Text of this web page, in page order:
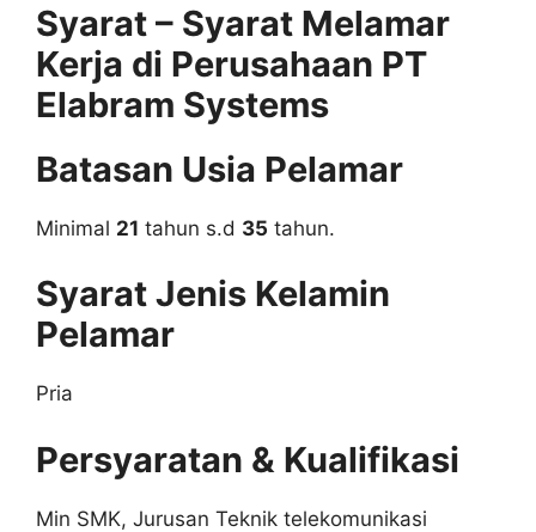
Syarat – Syarat Melamar
Kerja di Perusahaan PT
Elabram Systems
Batasan Usia Pelamar
Minimal 21 tahun s.d 35 tahun.
Syarat Jenis Kelamin
Pelamar
Pria
Persyaratan & Kualifikasi
Min SMK, Jurusan Teknik telekomunikasi